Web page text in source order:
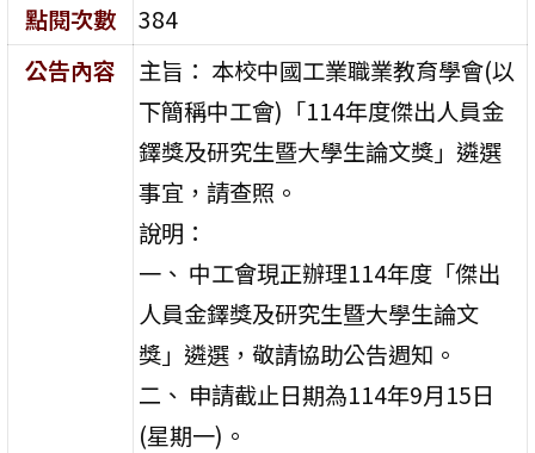
點閱次數
384
公告內容
主旨： 本校中國工業職業教育學會(以
下簡稱中工會)「114年度傑出人員金
鐸獎及研究生暨大學生論文獎」遴選
事宜，請查照。
說明：
一、 中工會現正辦理114年度「傑出
人員金鐸獎及研究生暨大學生論文
獎」遴選，敬請協助公告週知。
二、 申請截止日期為114年9月15日
(星期一)。